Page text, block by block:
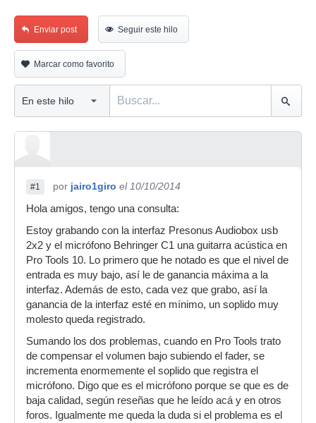
Enviar post Seguir este hilo
Marcar como favorito
#1 por jairo1giro el 10/10/2014
Hola amigos, tengo una consulta:
Estoy grabando con la interfaz Presonus Audiobox usb
2x2 y el micrófono Behringer C1 una guitarra acústica en
Pro Tools 10. Lo primero que he notado es que el nivel de
entrada es muy bajo, así le de ganancia máxima a la
interfaz. Además de esto, cada vez que grabo, así la
ganancia de la interfaz esté en mínimo, un soplido muy
molesto queda registrado.
Sumando los dos problemas, cuando en Pro Tools trato
de compensar el volumen bajo subiendo el fader, se
incrementa enormemente el soplido que registra el
micrófono. Digo que es el micrófono porque se que es de
baja calidad, según reseñas que he leído acá y en otros
foros. Igualmente me queda la duda si el problema es el